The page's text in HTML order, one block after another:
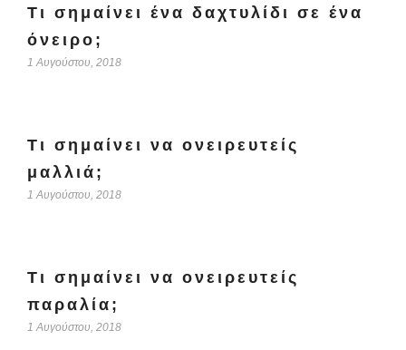
Τι σημαίνει ένα δαχτυλίδι σε ένα
όνειρο;
1 Αυγούστου, 2018
Τι σημαίνει να ονειρευτείς
μαλλιά;
1 Αυγούστου, 2018
Τι σημαίνει να ονειρευτείς
παραλία;
1 Αυγούστου, 2018